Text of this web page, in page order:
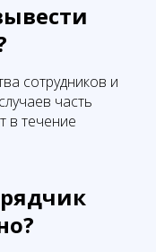
сотрудников и
часть
в течение